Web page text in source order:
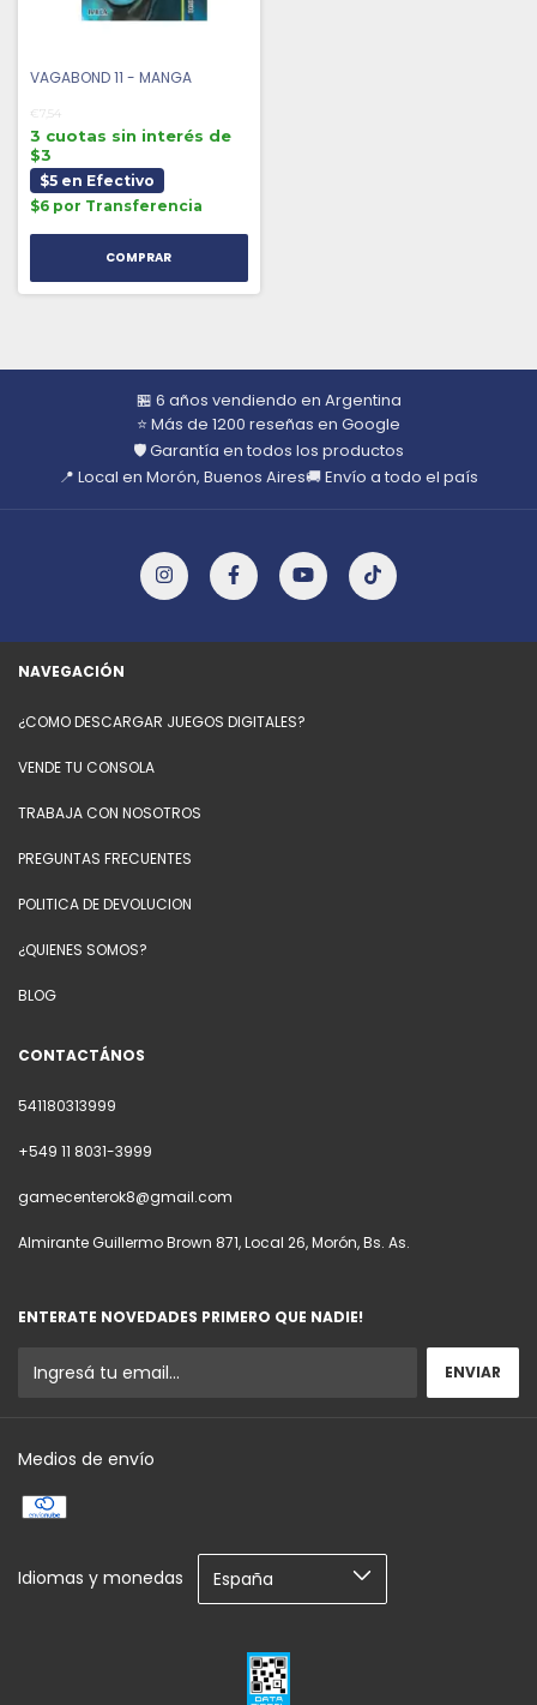
VAGABOND 11 - MANGA
€7,54
3 cuotas sin interés de
$3
$5 en Efectivo
$6 por Transferencia
🏪 6 años vendiendo en Argentina
⭐ Más de 1200 reseñas en Google
🛡️ Garantía en todos los productos
📍 Local en Morón, Buenos Aires🚚 Envío a todo el país
NAVEGACIÓN
¿COMO DESCARGAR JUEGOS DIGITALES?
VENDE TU CONSOLA
TRABAJA CON NOSOTROS
PREGUNTAS FRECUENTES
POLITICA DE DEVOLUCION
¿QUIENES SOMOS?
BLOG
CONTACTÁNOS
541180313999
+549 11 8031-3999
gamecenterok8@gmail.com
Almirante Guillermo Brown 871, Local 26, Morón, Bs. As.
ENTERATE NOVEDADES PRIMERO QUE NADIE!
Medios de envío
Idiomas y monedas